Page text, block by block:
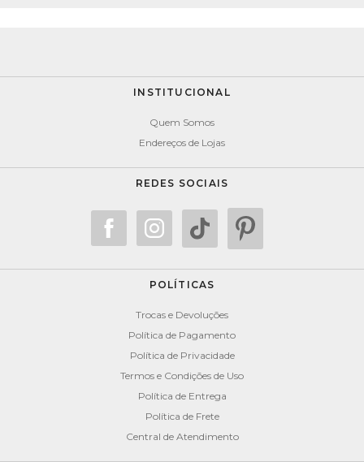
INSTITUCIONAL
Quem Somos
Endereços de Lojas
REDES SOCIAIS
POLÍTICAS
Trocas e Devoluções
Política de Pagamento
Política de Privacidade
Termos e Condições de Uso
Política de Entrega
Política de Frete
Central de Atendimento